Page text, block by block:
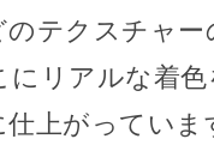
テクスチャ
リアルな着
上がってい